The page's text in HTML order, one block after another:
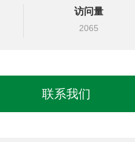
访问量
2065
联系我们